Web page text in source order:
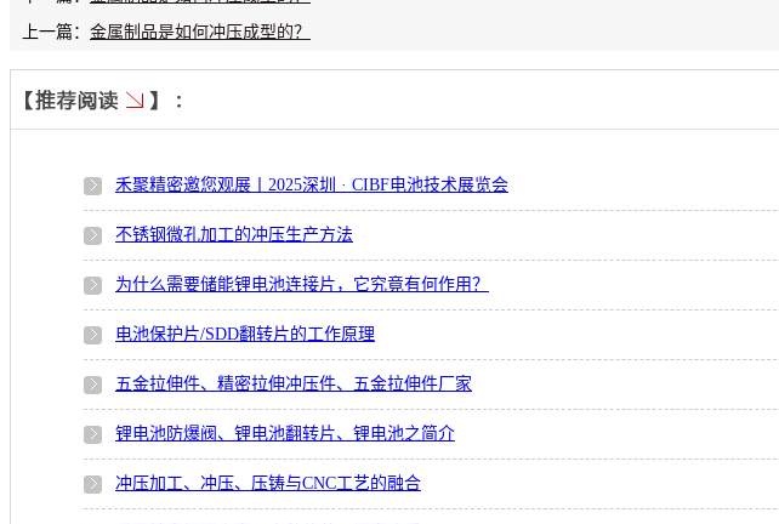
上一篇： 金属制品是如何冲压成型的？
禾聚精密邀您观展丨2025深圳 · CIBF电池技术展览会
不锈钢微孔加工的冲压生产方法
为什么需要储能锂电池连接片，它究竟有何作用？
电池保护片/SDD翻转片的工作原理
五金拉伸件、精密拉伸冲压件、五金拉伸件厂家
锂电池防爆阀、锂电池翻转片、锂电池之简介
冲压加工、冲压、压铸与CNC工艺的融合